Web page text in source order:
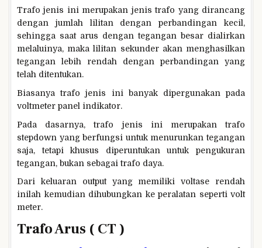
Trafo jenis ini merupakan jenis trafo yang dirancang
dengan jumlah lilitan dengan perbandingan kecil,
sehingga saat arus dengan tegangan besar dialirkan
melaluinya, maka lilitan sekunder akan menghasilkan
tegangan lebih rendah dengan perbandingan yang
telah ditentukan.
Biasanya trafo jenis ini banyak dipergunakan pada
voltmeter panel indikator.
Pada dasarnya, trafo jenis ini merupakan trafo
stepdown yang berfungsi untuk menurunkan tegangan
saja, tetapi khusus diperuntukan untuk pengukuran
tegangan, bukan sebagai trafo daya.
Dari keluaran output yang memiliki voltase rendah
inilah kemudian dihubungkan ke peralatan seperti volt
meter.
Trafo Arus ( CT )